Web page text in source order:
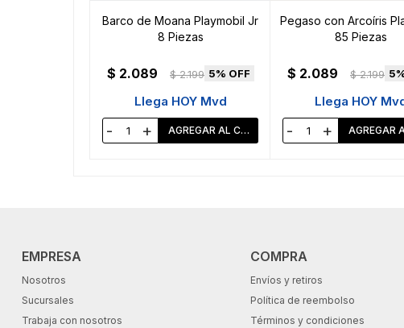
Barco de Moana Playmobil Jr
8 Piezas
$ 2.089 $ 2.199 5
Llega HOY Mvd
- +
Pegaso con Arcoíris
85 Piezas
$ 2.089 $ 2.199 5
Llega HOY
- +
EMPRESA
Nosotros
Sucursales
Trabaja con nosotros
COMPRA
Envíos y retiros
Política de reembolso
Términos y condiciones